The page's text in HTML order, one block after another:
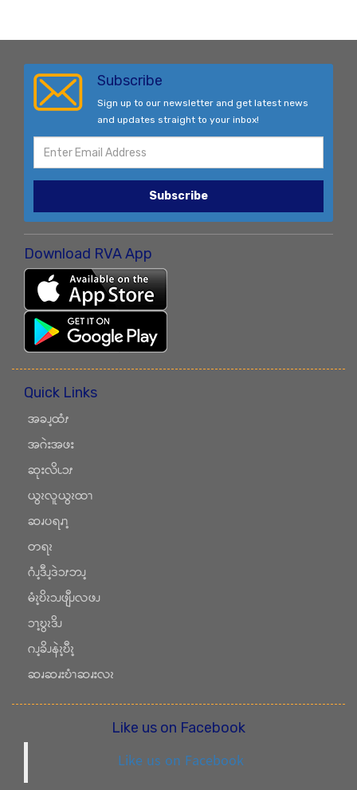
Subscribe
Sign up to our newsletter and get latest news
and updates straight to your inbox!
Subscribe
Download RVA App
Quick Links
အခၪ့ထံၭ
အဂဲးအဖး
ဆုးလိၬၥၭ
ယွၩလူယွၩထၫ
ဆၧပရၧၫ့
တရၩ
ဂံၪ့ဒီၪ့ဒဲၥၭဘၪ့
မံၩ့ဎိၩၥၪဖျီၪလဖၪ
ၥၫ့ဎွၩဒိၪ
ဂၪ့ခိၪနဲၩ့ဎီၩ့
ဆၧဆၧးဎံၫဆၧးလၩ
Like us on Facebook
Like us on Facebook